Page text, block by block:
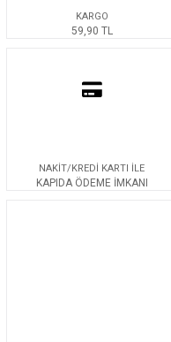
KARGO
59,90 TL
NAKİT/KREDİ KARTI İLE
KAPIDA ÖDEME İMKANI